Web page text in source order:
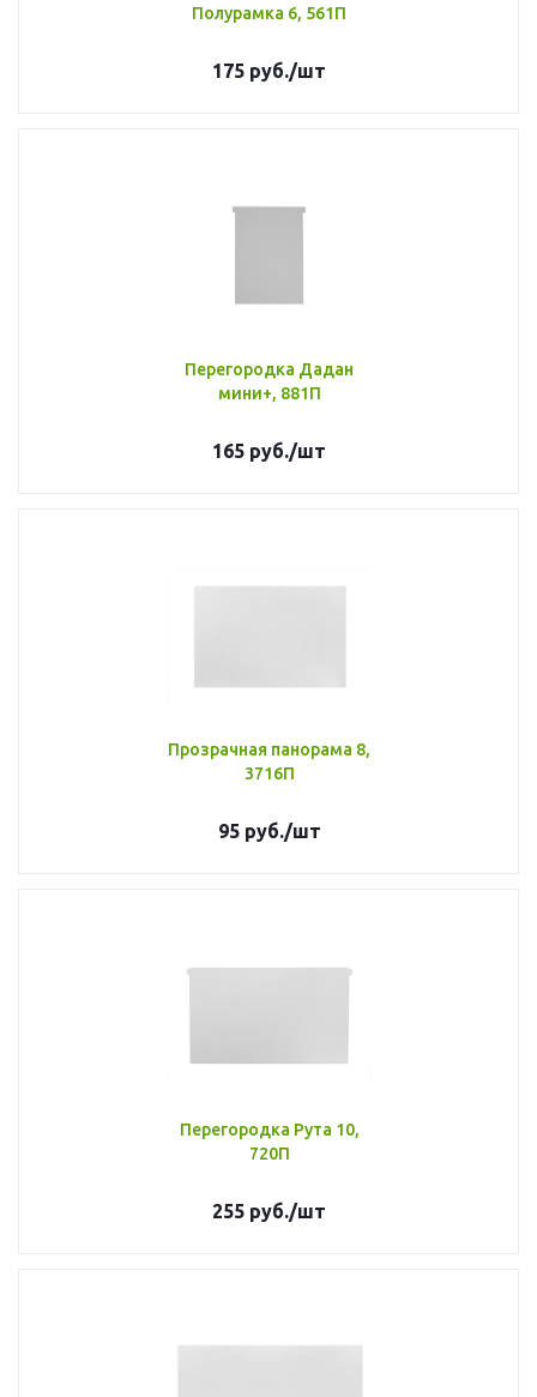
Полурамка 6, 561П
175 руб./шт
Перегородка Дадан
мини+, 881П
165 руб./шт
Прозрачная панорама 8,
3716П
95руб./шт
Перегородка Рута 10,
720П
255 руб./шт